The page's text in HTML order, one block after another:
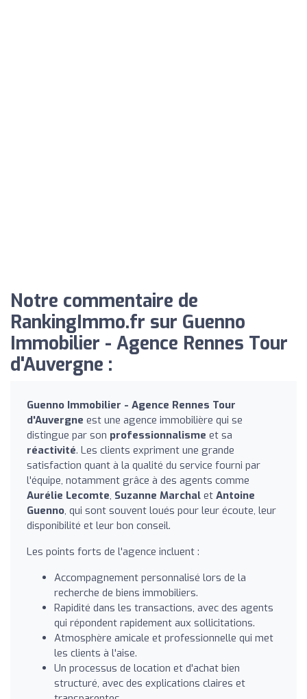
Notre commentaire de
RankingImmo.fr sur Guenno
Immobilier - Agence Rennes Tour
d'Auvergne :
Guenno Immobilier - Agence Rennes Tour
d'Auvergne est une agence immobilière qui se
distingue par son professionnalisme et sa
réactivité. Les clients expriment une grande
satisfaction quant à la qualité du service fourni par
l'équipe, notamment grâce à des agents comme
Aurélie Lecomte, Suzanne Marchal et Antoine
Guenno, qui sont souvent loués pour leur écoute, leur
disponibilité et leur bon conseil.
Les points forts de l'agence incluent :
Accompagnement personnalisé lors de la
recherche de biens immobiliers.
Rapidité dans les transactions, avec des agents
qui répondent rapidement aux sollicitations.
Atmosphère amicale et professionnelle qui met
les clients à l'aise.
Un processus de location et d'achat bien
structuré, avec des explications claires et